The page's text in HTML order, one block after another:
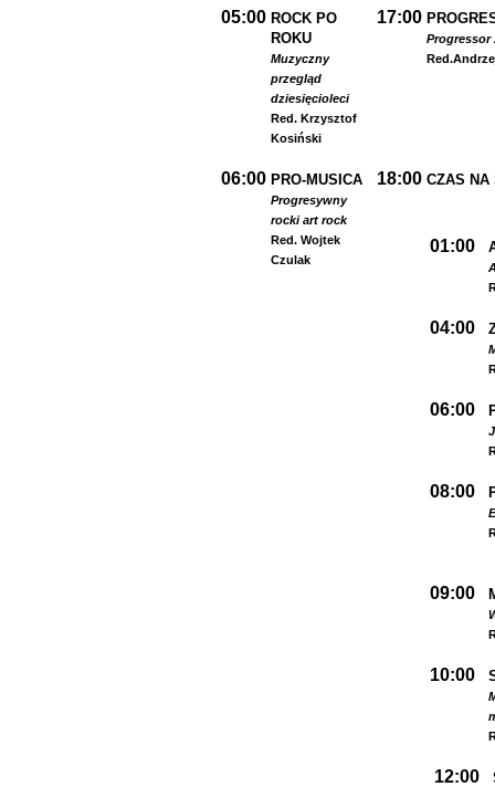
05:00 ROCK PO
ROKU
Muzyczny
przegląd
dziesięcioleci
Red. Krzysztof
Kosiński
17:00
Progressor
Red.
06:00 PRO-MUSICA
Progresywny
rocki art rock
Red. Wojtek
Czulak
18:00 CZAS NA
01:00
04:00
06:00
08:00
09:00
10:00
12:00